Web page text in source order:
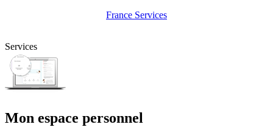
France Services
Services
Mon espace personnel